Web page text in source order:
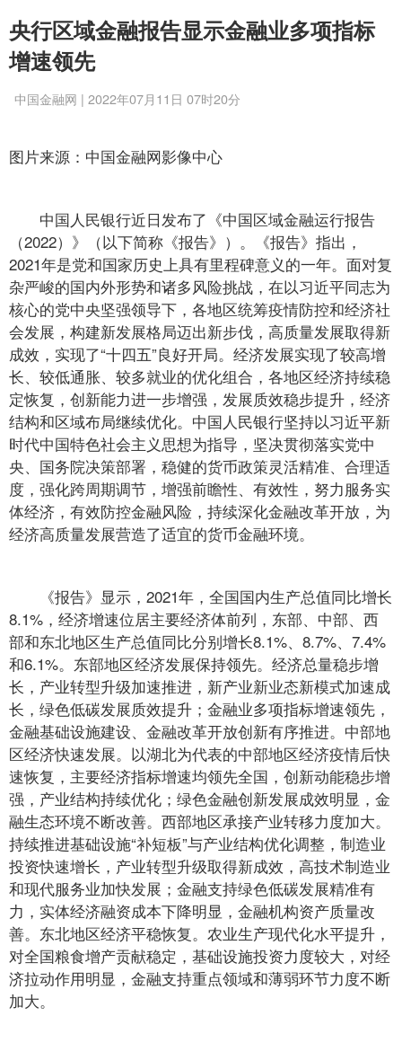
央行区域金融报告显示金融业多项指标
增速领先
中国金融网 | 2022年07月11日 07时20分
图片来源：中国金融网影像中心
中国人民银行近日发布了《中国区域金融运行报告
（2022）》（以下简称《报告》）。《报告》指出，
2021年是党和国家历史上具有里程碑意义的一年。面对复
杂严峻的国内外形势和诸多风险挑战，在以习近平同志为
核心的党中央坚强领导下，各地区统筹疫情防控和经济社
会发展，构建新发展格局迈出新步伐，高质量发展取得新
成效，实现了“十四五”良好开局。经济发展实现了较高增
长、较低通胀、较多就业的优化组合，各地区经济持续稳
定恢复，创新能力进一步增强，发展质效稳步提升，经济
结构和区域布局继续优化。中国人民银行坚持以习近平新
时代中国特色社会主义思想为指导，坚决贯彻落实党中
央、国务院决策部署，稳健的货币政策灵活精准、合理适
度，强化跨周期调节，增强前瞻性、有效性，努力服务实
体经济，有效防控金融风险，持续深化金融改革开放，为
经济高质量发展营造了适宜的货币金融环境。
《报告》显示，2021年，全国国内生产总值同比增长
8.1%，经济增速位居主要经济体前列，东部、中部、西
部和东北地区生产总值同比分别增长8.1%、8.7%、7.4%
和6.1%。东部地区经济发展保持领先。经济总量稳步增
长，产业转型升级加速推进，新产业新业态新模式加速成
长，绿色低碳发展质效提升；金融业多项指标增速领先，
金融基础设施建设、金融改革开放创新有序推进。中部地
区经济快速发展。以湖北为代表的中部地区经济疫情后快
速恢复，主要经济指标增速均领先全国，创新动能稳步增
强，产业结构持续优化；绿色金融创新发展成效明显，金
融生态环境不断改善。西部地区承接产业转移力度加大。
持续推进基础设施“补短板”与产业结构优化调整，制造业
投资快速增长，产业转型升级取得新成效，高技术制造业
和现代服务业加快发展；金融支持绿色低碳发展精准有
力，实体经济融资成本下降明显，金融机构资产质量改
善。东北地区经济平稳恢复。农业生产现代化水平提升，
对全国粮食增产贡献稳定，基础设施投资力度较大，对经
济拉动作用明显，金融支持重点领域和薄弱环节力度不断
加大。